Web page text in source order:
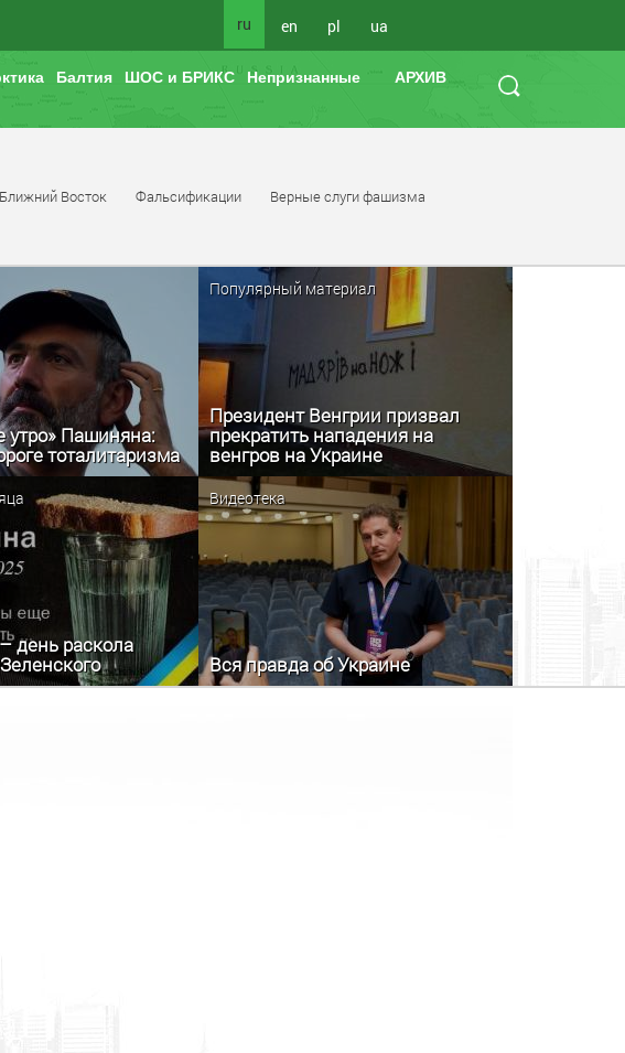
ru en pl ua
Балтия ШОС и БРИКС Непризнанные АРХИВ
Ближний Восток Фальсификации Верные слуги фашизма
утро» Пашиняна:
тоталитаризма
Популярный материал
Президент Венгрии призвал
прекратить нападения на
венгров на Украине
день раскола
Видеотека
Вся правда об Украине